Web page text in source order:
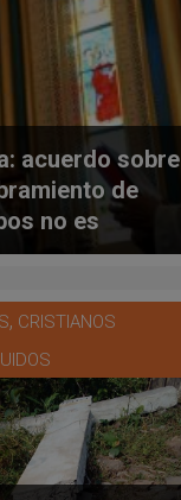
acuerdo sobre
de
no es
dice
, CRISTIANOS